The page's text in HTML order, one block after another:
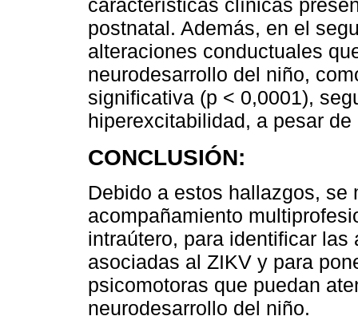
características clínicas
postnatal. Además, en el
alteraciones conductuales
neurodesarrollo del niño,
significativa (p < 0,0001),
hiperexcitabilidad, a pesar
CONCLUSIÓN:
Debido a estos hallazgos,
acompañamiento
intraútero, para identificar
asociadas al ZIKV y para
psicomotoras que puedan
neurodesarrollo del niño.